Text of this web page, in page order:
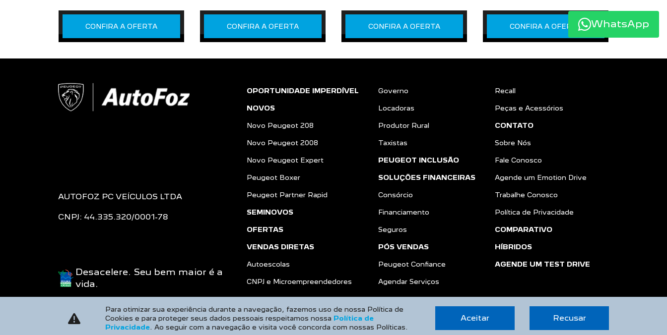
CONFIRA A OFERTA CONFIRA A OFERTA CONFIRA A OFERTA CONFIRA A OFERTA
AUTOFOZ PC VEÍCULOS LTDA
CNPJ: 44.335.320/0001-78
Desacelere. Seu bem maior é a
vida.
OPORTUNIDADE IMPERDÍVEL
NOVOS
Novo Peugeot 208
Novo Peugeot 2008
Novo Peugeot Expert
Peugeot Boxer
Peugeot Partner Rapid
SEMINOVOS
OFERTAS
VENDAS DIRETAS
Autoescolas
CNPJ e Microempreendedores
Governo
Locadoras
Produtor Rural
Taxistas
PEUGEOT INCLUSÃO
SOLUÇÕES FINANCEIRAS
Consórcio
Financiamento
Seguros
PÓS VENDAS
Peugeot Confiance
Agendar Serviços
Recall
Peças e Acessórios
CONTATO
Sobre Nós
Fale Conosco
Agende um Emotion Drive
Trabalhe Conosco
Política de Privacidade
COMPARATIVO
HÍBRIDOS
AGENDE UM TEST DRIVE
Desenvolvido pela DEALERSPACE ® Direitos Reservados.
WhatsApp
Para otimizar sua experiência durante a navegação, fazemos uso de nossa Política de
Cookies e para proteger seus dados pessoais respeitamos nossa Política de
Privacidade. Ao seguir com a navegação e visita você concorda com nossas Políticas.
Aceitar Recusar